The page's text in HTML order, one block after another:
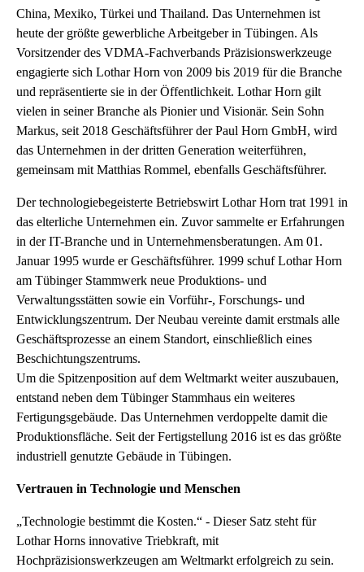
China, Mexiko, Türkei und Thailand. Das Unternehmen ist
heute der größte gewerbliche Arbeitgeber in Tübingen. Als
Vorsitzender des VDMA-Fachverbands Präzisionswerkzeuge
engagierte sich Lothar Horn von 2009 bis 2019 für die Branche
und repräsentierte sie in der Öffentlichkeit. Lothar Horn gilt
vielen in seiner Branche als Pionier und Visionär. Sein Sohn
Markus, seit 2018 Geschäftsführer der Paul Horn GmbH, wird
das Unternehmen in der dritten Generation weiterführen,
gemeinsam mit Matthias Rommel, ebenfalls Geschäftsführer.
Der technologiebegeisterte Betriebswirt Lothar Horn trat 1991 in
das elterliche Unternehmen ein. Zuvor sammelte er Erfahrungen
in der IT-Branche und in Unternehmensberatungen. Am 01.
Januar 1995 wurde er Geschäftsführer. 1999 schuf Lothar Horn
am Tübinger Stammwerk neue Produktions- und
Verwaltungsstätten sowie ein Vorführ-, Forschungs- und
Entwicklungszentrum. Der Neubau vereinte damit erstmals alle
Geschäftsprozesse an einem Standort, einschließlich eines
Beschichtungszentrums.
Um die Spitzenposition auf dem Weltmarkt weiter auszubauen,
entstand neben dem Tübinger Stammhaus ein weiteres
Fertigungsgebäude. Das Unternehmen verdoppelte damit die
Produktionsfläche. Seit der Fertigstellung 2016 ist es das größte
industriell genutzte Gebäude in Tübingen.
Vertrauen in Technologie und Menschen
„Technologie bestimmt die Kosten.“ - Dieser Satz steht für
Lothar Horns innovative Triebkraft, mit
Hochpräzisionswerkzeugen am Weltmarkt erfolgreich zu sein.